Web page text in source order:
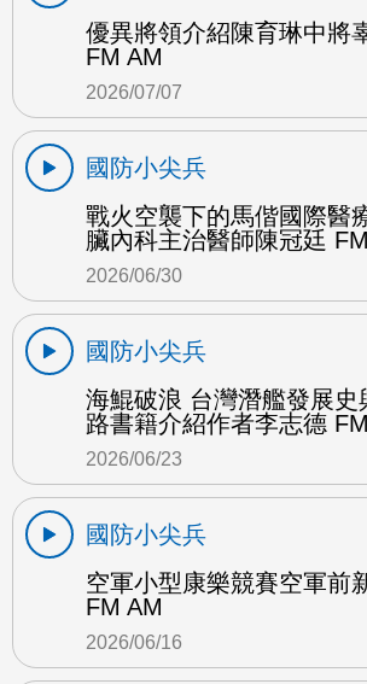
優異將領介紹陳育琳中將
FM AM
2026/07/07
國防小尖兵
戰火空襲下的馬偕國際醫
臟內科主治醫師陳冠廷
2026/06/30
國防小尖兵
海鯤破浪 台灣潛艦發展史
路書籍介紹作者李志德
2026/06/23
國防小尖兵
空軍小型康樂競賽空軍前
FM AM
2026/06/16